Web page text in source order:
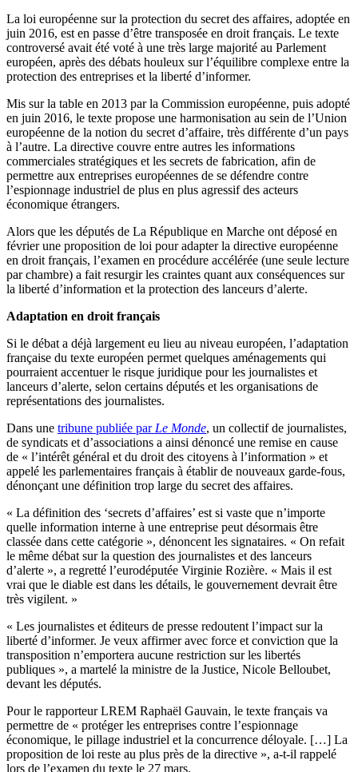
La loi européenne sur la protection du secret des affaires, adoptée en
juin 2016, est en passe d’être transposée en droit français. Le texte
controversé avait été voté à une très large majorité au Parlement
européen, après des débats houleux sur l’équilibre complexe entre la
protection des entreprises et la liberté d’informer.
Mis sur la table en 2013 par la Commission européenne, puis adopté
en juin 2016, le texte propose une harmonisation au sein de l’Union
européenne de la notion du secret d’affaire, très différente d’un pays
à l’autre. La directive couvre entre autres les informations
commerciales stratégiques et les secrets de fabrication, afin de
permettre aux entreprises européennes de se défendre contre
l’espionnage industriel de plus en plus agressif des acteurs
économique étrangers.
Alors que les députés de La République en Marche ont déposé en
février une proposition de loi pour adapter la directive européenne
en droit français, l’examen en procédure accélérée (une seule lecture
par chambre) a fait resurgir les craintes quant aux conséquences sur
la liberté d’information et la protection des lanceurs d’alerte.
Adaptation en droit français
Si le débat a déjà largement eu lieu au niveau européen, l’adaptation
française du texte européen permet quelques aménagements qui
pourraient accentuer le risque juridique pour les journalistes et
lanceurs d’alerte, selon certains députés et les organisations de
représentations des journalistes.
Dans une tribune publiée par Le Monde, un collectif de journalistes,
de syndicats et d’associations a ainsi dénoncé une remise en cause
de « l’intérêt général et du droit des citoyens à l’information » et
appelé les parlementaires français à établir de nouveaux garde-fous,
dénonçant une définition trop large du secret des affaires.
« La définition des ‘secrets d’affaires’ est si vaste que n’importe
quelle information interne à une entreprise peut désormais être
classée dans cette catégorie », dénoncent les signataires. « On refait
le même débat sur la question des journalistes et des lanceurs
d’alerte », a regretté l’eurodéputée Virginie Rozière. « Mais il est
vrai que le diable est dans les détails, le gouvernement devrait être
très vigilent. »
« Les journalistes et éditeurs de presse redoutent l’impact sur la
liberté d’informer. Je veux affirmer avec force et conviction que la
transposition n’emportera aucune restriction sur les libertés
publiques », a martelé la ministre de la Justice, Nicole Belloubet,
devant les députés.
Pour le rapporteur LREM Raphaël Gauvain, le texte français va
permettre de « protéger les entreprises contre l’espionnage
économique, le pillage industriel et la concurrence déloyale. […] La
proposition de loi reste au plus près de la directive », a-t-il rappelé
lors de l’examen du texte le 27 mars.